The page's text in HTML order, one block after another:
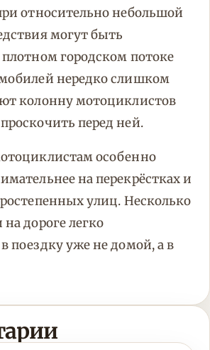
относительно небольшой
могут быть
городском потоке
нередко слишком
колонну мотоциклистов
перед ней.
особенно
на перекрёстках и
улиц. Несколько
дороге легко
поездку уже не домой, а в